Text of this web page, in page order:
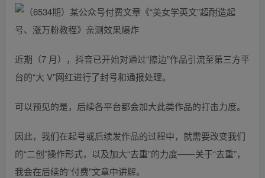
近期（7 月），抖音已开始对通过“擦边”作品引流至第三方平
台的“大 V”网红进行了封号和通报处理。
可以预见的是，后续各平台都会加大此类作品的打击力度。
因此，我们在起号或后续发作品的过程中，就需要改变我们
的“二创”操作形式，以及加大“去重”的力度——关于“去重”，
我会在后续的“付费”文章中讲解。